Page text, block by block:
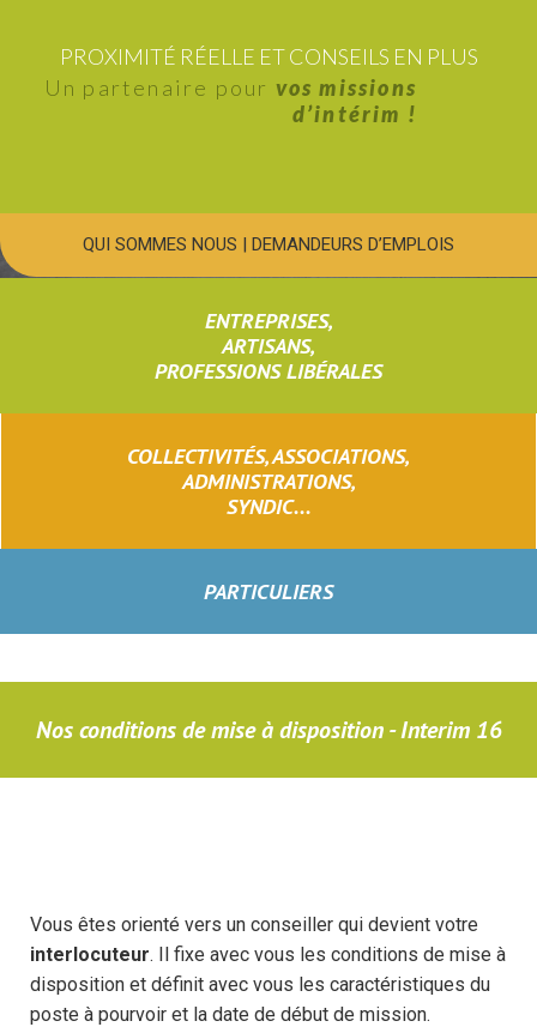
PROXIMITÉ RÉELLE ET CONSEILS EN PLUS
Un partenaire pour vos missions
d’intérim !
QUI SOMMES NOUS | DEMANDEURS D’EMPLOIS
ENTREPRISES,
ARTISANS,
PROFESSIONS LIBÉRALES
COLLECTIVITÉS, ASSOCIATIONS,
ADMINISTRATIONS,
SYNDIC...
PARTICULIERS
Nos conditions de mise à disposition - Interim 16
Vous êtes orienté vers un conseiller qui devient votre
interlocuteur. Il fixe avec vous les conditions de mise à
disposition et définit avec vous les caractéristiques du
poste à pourvoir et la date de début de mission.